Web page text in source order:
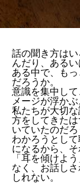
話の聞き方は
んだり、ある
ある中で、も
だろうか。
意識を集中し
メージが浮かぶ
私たちが大切
方をしてきた
いていたのだろ
わかろうとし
になるから、そ
「耳を傾けよ
なく、お話し
しれない。